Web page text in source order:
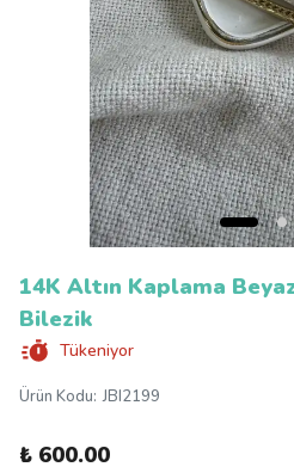
14K Altın Kaplama
Bilezik
Tükeniyor
Ürün Kodu: JBI2199
₺ 600.00